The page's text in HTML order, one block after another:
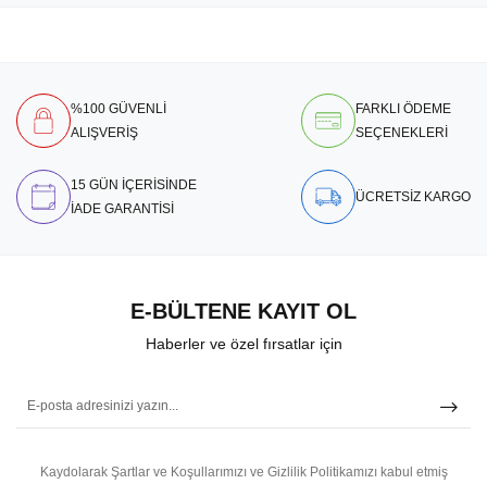
%100 GÜVENLİ
ALIŞVERİŞ
FARKLI ÖDEME
SEÇENEKLERİ
15 GÜN İÇERİSİNDE
İADE GARANTİSİ
ÜCRETSİZ KARGO
E-BÜLTENE KAYIT OL
Haberler ve özel fırsatlar için
Kaydolarak Şartlar ve Koşullarımızı ve Gizlilik Politikamızı kabul etmiş